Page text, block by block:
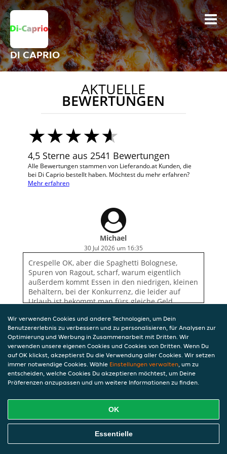
DI CAPRIO
AKTUELLE
BEWERTUNGEN
4,5 Sterne aus 2541 Bewertungen
Alle Bewertungen stammen von Lieferando.at Kunden, die
bei Di Caprio bestellt haben. Möchtest du mehr erfahren?
Mehr erfahren
Michael
30 Jul 2026 um 16:35
Crespelle OK, aber die Spaghetti Bolognese,
Spuren von Ragout, scharf, warum eigentlich
außerdem kommt Essen in den niedrigen, kleinen
Behältern, bei der Konkurrenz, die leider auf
Urlaub ist bekommt man fürs gleiche Geld
Wir verwenden Cookies und andere Technologien, um Dein
Benutzererlebnis zu verbessern und zu personalisieren, für Analysen zur
Optimierung und Werbung in Zusammenarbeit mit Dritten. Wir
verwenden unsere eigenen Cookies und Cookies von Dritten. Wenn Du
auf OK klickst, akzeptierst Du die Verwendung aller Cookies. Wir setzen
immer notwendige Cookies. Wähle Einstellungen verwalten, um zu
entscheiden, welche Cookies Du akzeptieren möchtest, um Deine
Präferenzen anzupassen und um weitere Informationen zu finden.
OK
Essentielle